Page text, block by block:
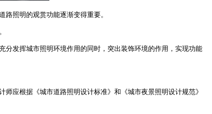
照明的观赏功能逐渐变得重要。
分发挥城市照明环境作用的同时，突出装饰环境的作用，实现功能
，设计师应根据《城市道路照明设计标准》和《城市夜景照明设计规范》